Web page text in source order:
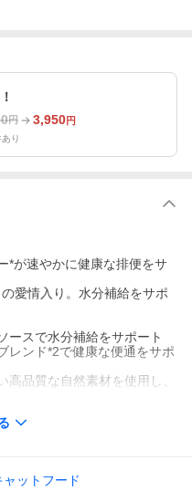
円 3,950円
り
*が速やかに健康な排便をサ
愛情入り。水分補給をサポ
ースで水分補給をサポート
レンド*2で健康な便通をサポ
品質な自然素材を使用し、
ャットフード